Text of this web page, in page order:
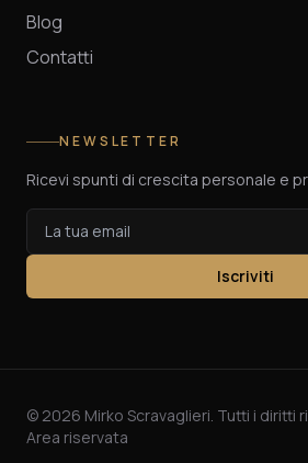
Blog
Contatti
NEWSLETTER
Ricevi spunti di crescita personale e
Iscriviti
© 2026 Mirko Scravaglieri. Tutti i diritti
Area riservata